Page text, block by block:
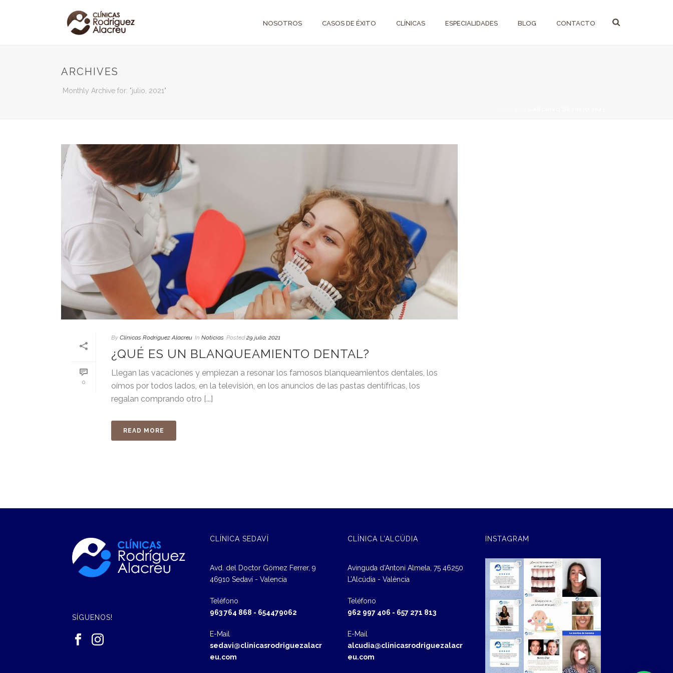
NOSOTROS CASOS DE ÉXITO CLÍNICAS ESPECIALIDADES BLOG CONTACTO
ARCHIVES
Monthly Archive for: "julio, 2021"
0
By Clínicas Rodríguez Alacreu In Noticias Posted 29 julio, 2021
¿QUÉ ES UN BLANQUEAMIENTO DENTAL?
Llegan las vacaciones y empiezan a resonar los famosos blanqueamientos dentales, los
oímos por todos lados, en la televisión, en los anuncios de las pastas dentífricas, los
regalan comprando otro [...]
READ MORE
SÍGUENOS!
CLÍNICA SEDAVÍ
Avd. del Doctor Gómez Ferrer, 9
46910 Sedaví - Valencia
Teléfono
963 764 868 - 654479062
E-Mail
sedavi@clinicasrodriguezalacr
eu.com
CLÍNICA L’ALCÚDIA
Avinguda d‘Antoni Almela, 75 46250
L’Alcúdia - València
Teléfono
962 997 406 - 657 271 813
E-Mail
alcudia@clinicasrodriguezalacr
eu.com
INSTAGRAM